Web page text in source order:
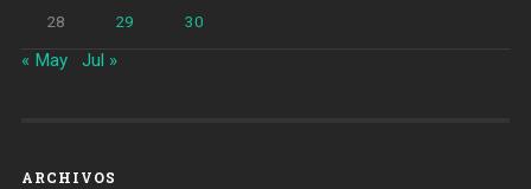
28 29 30
« May Jul »
ARCHIVOS